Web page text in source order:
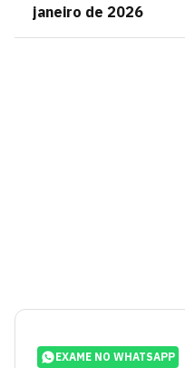
janeiro de 2026
EXAME NO WHATSAPP